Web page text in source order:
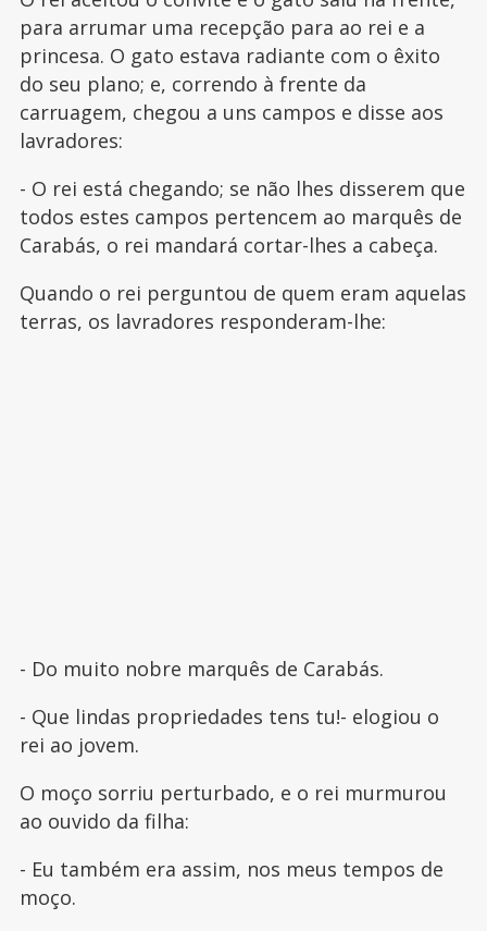
para arrumar uma recepção para ao rei e a
princesa. O gato estava radiante com o êxito
do seu plano; e, correndo à frente da
carruagem, chegou a uns campos e disse aos
lavradores:
- O rei está chegando; se não lhes disserem que
todos estes campos pertencem ao marquês de
Carabás, o rei mandará cortar-lhes a cabeça.
Quando o rei perguntou de quem eram aquelas
terras, os lavradores responderam-lhe:
- Do muito nobre marquês de Carabás.
- Que lindas propriedades tens tu!- elogiou o
rei ao jovem.
O moço sorriu perturbado, e o rei murmurou
ao ouvido da filha:
- Eu também era assim, nos meus tempos de
moço.